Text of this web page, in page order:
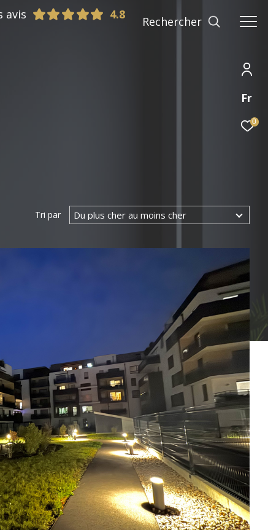
Fr
0
avis Rechercher
Tri par Du plus cher au moins cher